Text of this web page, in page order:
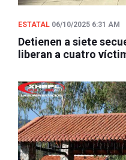
ESTATAL 06/10/2025 6:31 AM
Detienen a siete
liberan a cuatro